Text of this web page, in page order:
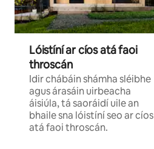
Lóistíní ar cíos atá faoi
throscán
Idir chábáin shámha sléibhe
agus árasáin uirbeacha
áisiúla, tá saoráidí uile an
bhaile sna lóistíní seo ar cíos
atá faoi throscán.